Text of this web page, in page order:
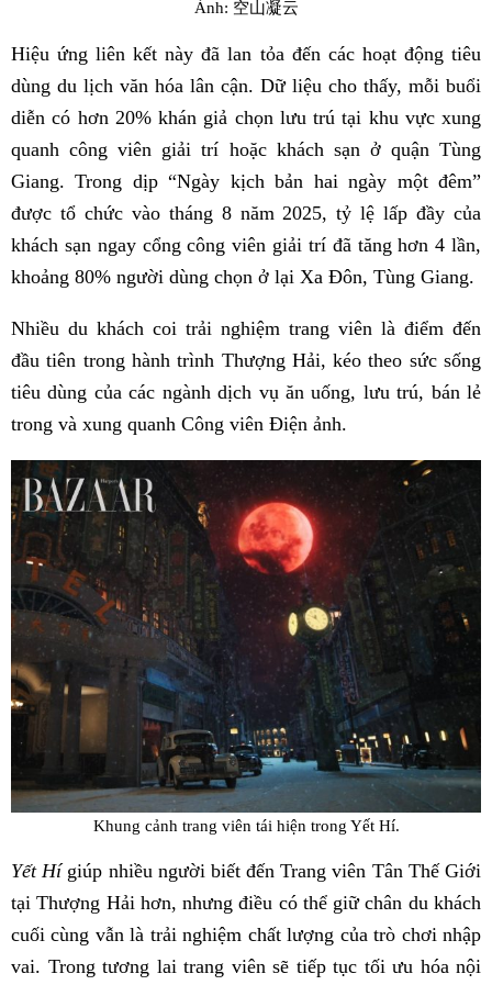
Ảnh: 空山凝云
Hiệu ứng liên kết này đã lan tỏa đến các hoạt động tiêu
dùng du lịch văn hóa lân cận. Dữ liệu cho thấy, mỗi buổi
diễn có hơn 20% khán giả chọn lưu trú tại khu vực xung
quanh công viên giải trí hoặc khách sạn ở quận Tùng
Giang. Trong dịp “Ngày kịch bản hai ngày một đêm”
được tổ chức vào tháng 8 năm 2025, tỷ lệ lấp đầy của
khách sạn ngay cổng công viên giải trí đã tăng hơn 4 lần,
khoảng 80% người dùng chọn ở lại Xa Đôn, Tùng Giang.
Nhiều du khách coi trải nghiệm trang viên là điểm đến
đầu tiên trong hành trình Thượng Hải, kéo theo sức sống
tiêu dùng của các ngành dịch vụ ăn uống, lưu trú, bán lẻ
trong và xung quanh Công viên Điện ảnh.
Khung cảnh trang viên tái hiện trong Yết Hí.
Yết Hígiúp nhiều người biết đến Trang viên Tân Thế Giới
tại Thượng Hải hơn, nhưng điều có thể giữ chân du khách
cuối cùng vẫn là trải nghiệm chất lượng của trò chơi nhập
vai. Trong tương lai trang viên sẽ tiếp tục tối ưu hóa nội